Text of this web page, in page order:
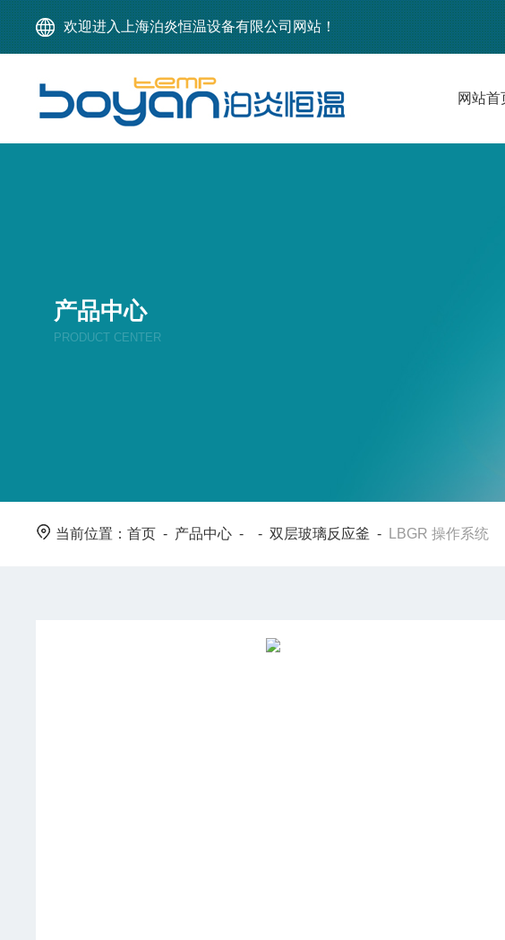
欢迎进入上海泊炎恒温设备有限公司网站！
网站首
产品中心
PRODUCT CENTER
当前位置：首页 - 产品中心 - -双层玻璃反应釜 - LBGR 操作系统